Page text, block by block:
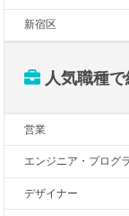
新宿区
人気職種
営業
エンジニア・プログ
デザイナー